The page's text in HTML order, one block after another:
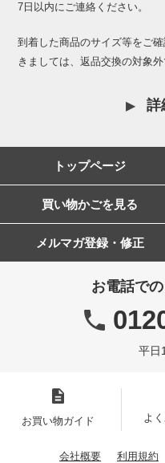
7日以内にご連絡ください。
到着した商品のサイズ等をご
きましては、返品交換の対象外
詳
トップページ
買い物かごを見る
メルマガ登録・修正
お電話で
平日
お買い物ガイド よ
会社概要 利用規約